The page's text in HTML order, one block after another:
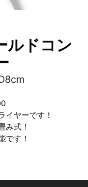
ルドコン
イヤーです！
み式！
です！